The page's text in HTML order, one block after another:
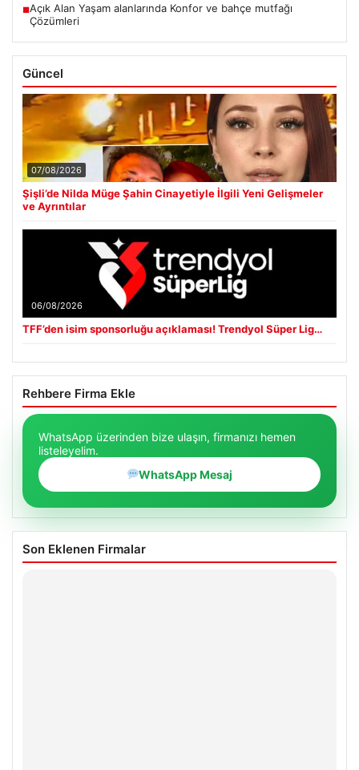
■Açık Alan Yaşam alanlarında Konfor ve bahçe mutfağı
Çözümleri
Güncel
07/08/2026
Şişli’de Nilda Müge Şahin Cinayetiyle İlgili Yeni Gelişmeler
ve Ayrıntılar
06/08/2026
TFF’den isim sponsorluğu açıklaması! Trendyol Süper Lig…
Rehbere Firma Ekle
WhatsApp üzerinden bize ulaşın, firmanızı hemen
listeleyelim.
WhatsApp Mesaj
Son Eklenen Firmalar